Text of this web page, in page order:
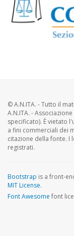
© A.N.ITA. - Tutto il
A.N.ITA. -
specificato). È vietato
a fini commerciali dei
citazione della fonte. I
registrati.
Bootstrap is a front-
MIT License.
Font Awesome font